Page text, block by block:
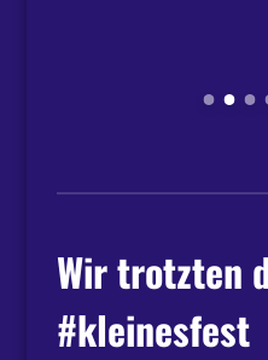
Wir trotzten
#kleinesfest